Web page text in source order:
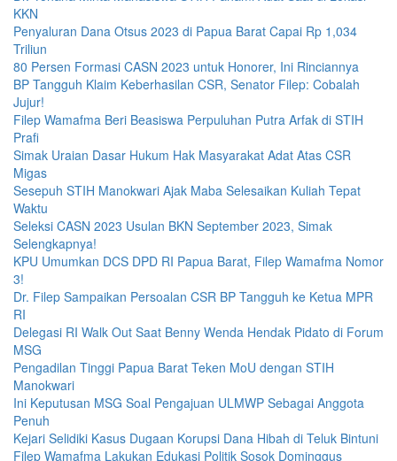
KKN
Penyaluran Dana Otsus 2023 di Papua Barat Capai Rp 1,034
Triliun
80 Persen Formasi CASN 2023 untuk Honorer, Ini Rinciannya
BP Tangguh Klaim Keberhasilan CSR, Senator Filep: Cobalah
Jujur!
Filep Wamafma Beri Beasiswa Perpuluhan Putra Arfak di STIH
Prafi
Simak Uraian Dasar Hukum Hak Masyarakat Adat Atas CSR
Migas
Sesepuh STIH Manokwari Ajak Maba Selesaikan Kuliah Tepat
Waktu
Seleksi CASN 2023 Usulan BKN September 2023, Simak
Selengkapnya!
KPU Umumkan DCS DPD RI Papua Barat, Filep Wamafma Nomor
3!
Dr. Filep Sampaikan Persoalan CSR BP Tangguh ke Ketua MPR
RI
Delegasi RI Walk Out Saat Benny Wenda Hendak Pidato di Forum
MSG
Pengadilan Tinggi Papua Barat Teken MoU dengan STIH
Manokwari
Ini Keputusan MSG Soal Pengajuan ULMWP Sebagai Anggota
Penuh
Kejari Selidiki Kasus Dugaan Korupsi Dana Hibah di Teluk Bintuni
Filep Wamafma Lakukan Edukasi Politik Sosok Dominggus